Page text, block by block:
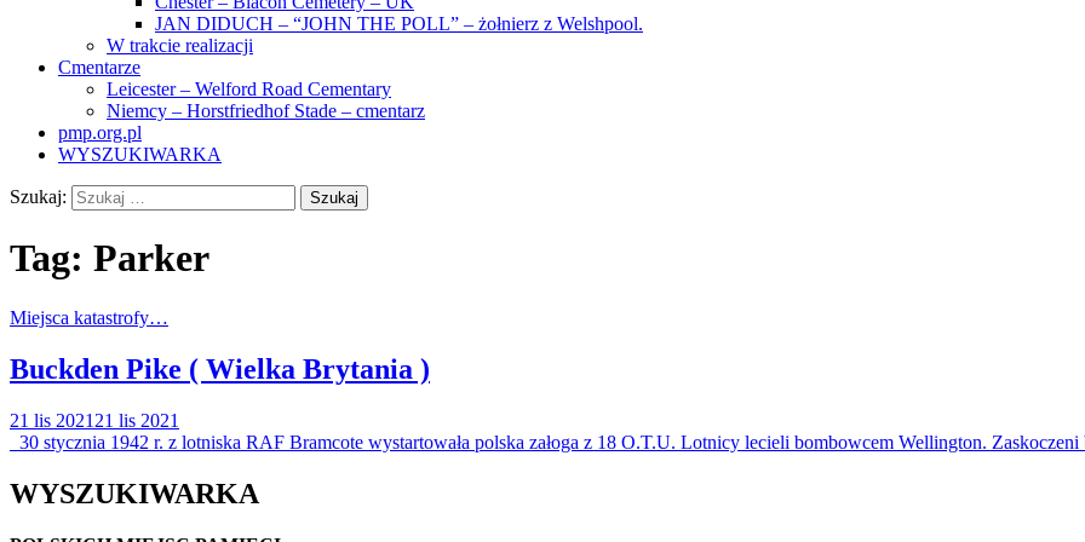
JAN DIDUCH – “JOHN THE POLL” – żołnierz z Welshpool.
W trakcie realizacji
Cmentarze
Leicester – Welford Road Cementary
Niemcy – Horstfriedhof Stade – cmentarz
pmp.org.pl
WYSZUKIWARKA
Szukaj:
Tag: Parker
Miejsca katastrofy…
Buckden Pike ( Wielka Brytania )
21 lis 2021 21 lis 2021
30 stycznia 1942 r. z lotniska RAF Bramcote wystartowała polska załoga z 18 O.T.U. Lotnicy lecieli bombowcem Wellington.
WYSZUKIWARKA